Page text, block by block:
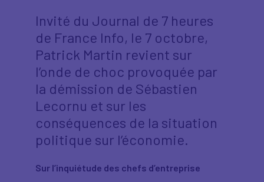
Invité du Journal de 7 heures
de France Info, le 7 octobre,
Patrick Martin revient sur
l’onde de choc provoquée par
la démission de Sébastien
Lecornu et sur les
conséquences de la situation
politique sur l’économie.
Sur l’inquiétude des chefs d’entreprise